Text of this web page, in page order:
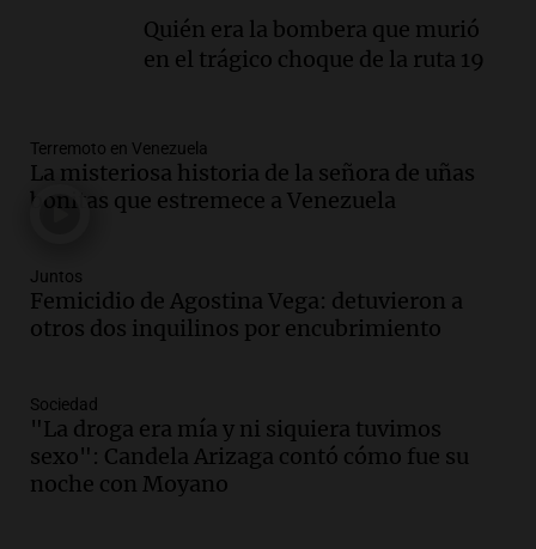
Tras atrincherarse, la intendenta
interina de Villa Santa Cruz del Lago
Episodios
Audio.La justicia investiga una estafa
millonaria a través de una financiera en
Panorama Federal
Episodios
Audio.Cómo serán los desalojos exprés
ley de propiedad privada
Ahora país
Episodios
Audio. Se inaugura la décimo primera
Quién era la bombera que murió
en el trágico choque de la ruta 19
Terremoto en Venezuela
La misteriosa historia de la señora de uñas
bonitas que estremece a Venezuela
Juntos
Femicidio de Agostina Vega: detuvieron a
otros dos inquilinos por encubrimiento
Sociedad
"La droga era mía y ni siquiera tuvimos
sexo": Candela Arizaga contó cómo fue su
noche con Moyano